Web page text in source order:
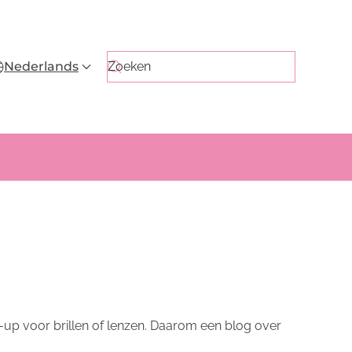
Nederlands
voor brillen of lenzen. Daarom een blog over